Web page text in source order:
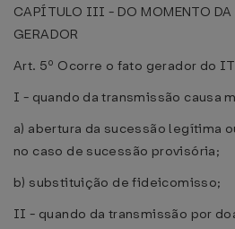
CAPÍTULO III - DO MOMENTO DA
GERADOR
Art. 5º Ocorre o fato gerador do
I - quando da transmissão causa
a) abertura da sucessão legítima
no caso de sucessão provisória;
b) substituição de fideicomisso;
II - quando da transmissão por